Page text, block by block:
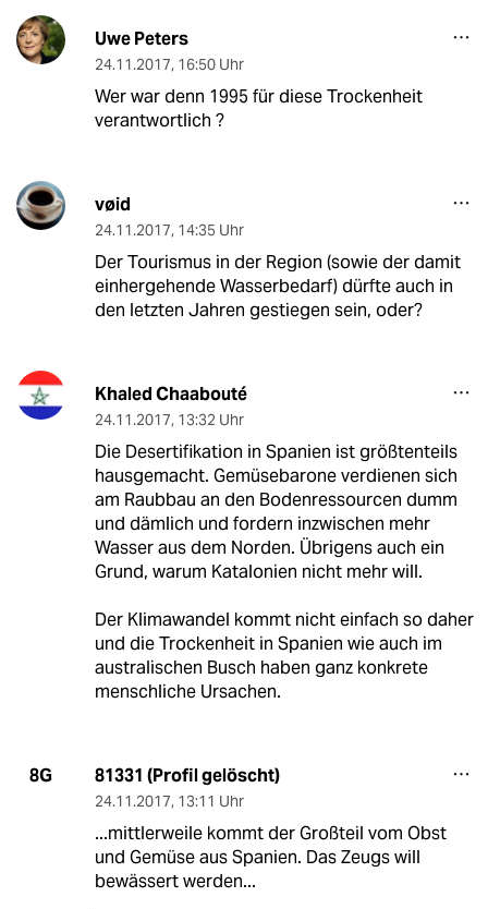
Uwe Peters
24.11.2017, 16:50 Uhr
Wer war denn 1995 für diese Trockenheit
verantwortlich ?
vøid
24.11.2017, 14:35 Uhr
Der Tourismus in der Region (sowie der damit
einhergehende Wasserbedarf) dürfte auch in
den letzten Jahren gestiegen sein, oder?
Khaled Chaabouté
24.11.2017, 13:32 Uhr
Die Desertifikation in Spanien ist größtenteils
hausgemacht. Gemüsebarone verdienen sich
am Raubbau an den Bodenressourcen dumm
und dämlich und fordern inzwischen mehr
Wasser aus dem Norden. Übrigens auch ein
Grund, warum Katalonien nicht mehr will.
Der Klimawandel kommt nicht einfach so daher
und die Trockenheit in Spanien wie auch im
australischen Busch haben ganz konkrete
menschliche Ursachen.
8G 81331 (Profil gelöscht)
24.11.2017, 13:11 Uhr
...mittlerweile kommt der Großteil vom Obst
und Gemüse aus Spanien. Das Zeugs will
bewässert werden...